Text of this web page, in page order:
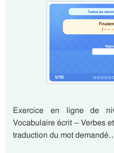
Exercice en ligne de
Vocabulaire écrit – Verbes
traduction du mot